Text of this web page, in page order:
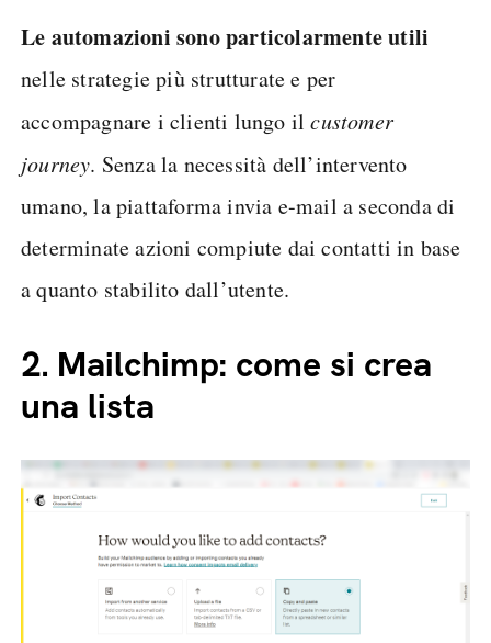
Le automazioni sono particolarmente utili
nelle strategie più strutturate e per
accompagnare i clienti lungo ilcustomer
journey. Senza la necessità dell’intervento
umano, la piattaforma invia e-mail a seconda di
determinate azioni compiute dai contatti in base
a quanto stabilito dall’utente.
2. Mailchimp: come si crea
una lista